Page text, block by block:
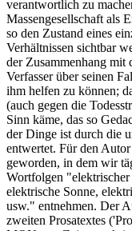
verantwortlich zu
Massengesellschaft als
so den Zustand eines
Verhältnissen sichtbar
der Zusammenhang mit
Verfasser über seinen
ihm helfen zu können;
(auch gegen die
Sinn käme, das so
der Dinge ist durch die
entwertet. Für den
geworden, in dem wir
Wortfolgen
elektrische Sonne,
usw." entnehmen. Der
zweiten Prosatextes